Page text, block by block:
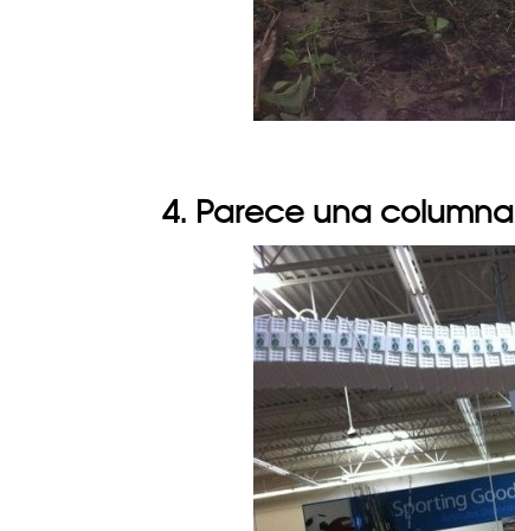
4. Parece una columna